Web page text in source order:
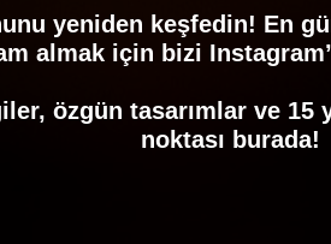
yeniden keşfedin! En
almak için bizi
özgün tasarımlar ve 15
noktası burada!